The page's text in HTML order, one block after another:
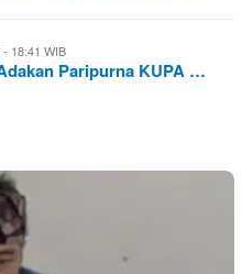
18:41 WIB
Paripurna KUPA …